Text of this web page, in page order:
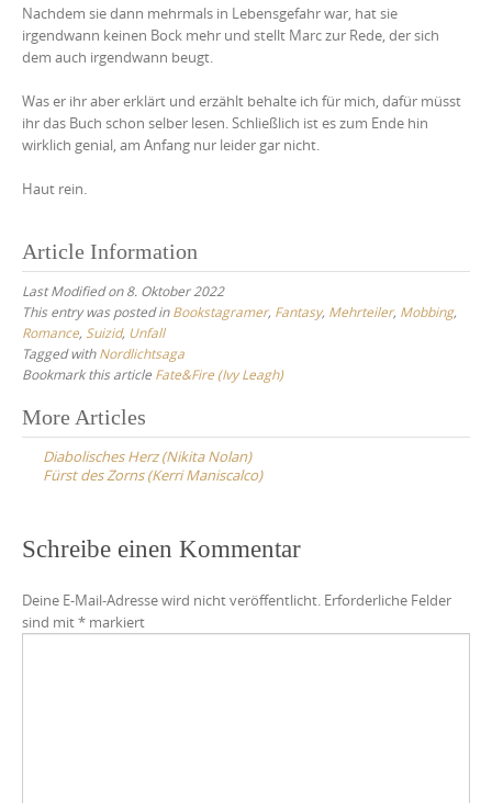
Nachdem sie dann mehrmals in Lebensgefahr war, hat sie
irgendwann keinen Bock mehr und stellt Marc zur Rede, der sich
dem auch irgendwann beugt.
Was er ihr aber erklärt und erzählt behalte ich für mich, dafür müsst
ihr das Buch schon selber lesen. Schließlich ist es zum Ende hin
wirklich genial, am Anfang nur leider gar nicht.
Haut rein.
Article Information
Last Modified on 8. Oktober 2022
This entry was posted inBookstagramer, Fantasy, Mehrteiler, Mobbing,
Romance, Suizid, Unfall
Tagged withNordlichtsaga
Bookmark this article Fate&Fire (Ivy Leagh)
Post
navigation
More Articles
Diabolisches Herz (Nikita Nolan)
Fürst des Zorns (Kerri Maniscalco)
Schreibe einen Kommentar
Deine E-Mail-Adresse wird nicht veröffentlicht. Erforderliche Felder
sind mit* markiert